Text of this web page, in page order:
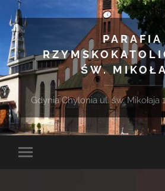
PARAFIA
ŚW.
Gdynia Chylonia ul. św. Mikołaja
Toggle